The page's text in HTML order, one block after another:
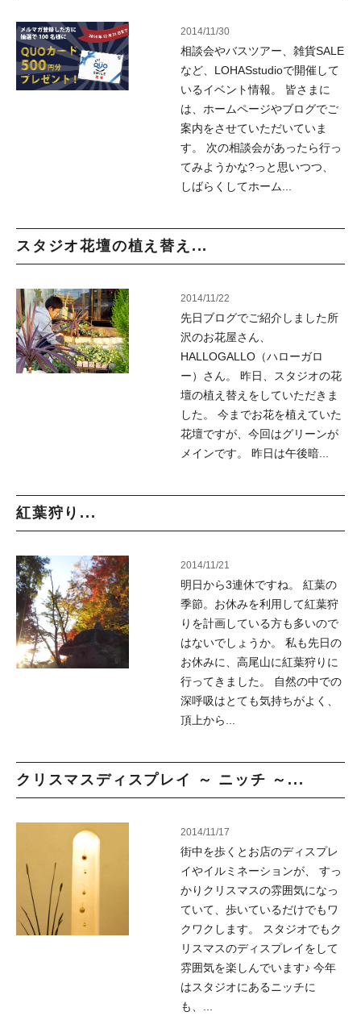
2014/11/30
相談会やバスツアー、雑貨SALE
など、LOHASstudioで開催して
いるイベント情報。 皆さまに
は、ホームページやブログでご
案内をさせていただいていま
す。 次の相談会があったら行っ
てみようかな?っと思いつつ、
しばらくしてホーム...
スタジオ花壇の植え替え...
2014/11/22
先日ブログでご紹介しました所
沢のお花屋さん、
HALLOGALLO（ハローガロ
ー）さん。 昨日、スタジオの花
壇の植え替えをしていただきま
した。 今までお花を植えていた
花壇ですが、今回はグリーンが
メインです。 昨日は午後暗...
紅葉狩り...
2014/11/21
明日から3連休ですね。 紅葉の
季節。お休みを利用して紅葉狩
りを計画している方も多いので
はないでしょうか。 私も先日の
お休みに、高尾山に紅葉狩りに
行ってきました。 自然の中での
深呼吸はとても気持ちがよく、
頂上から...
クリスマスディスプレイ ～ ニッチ ～...
2014/11/17
街中を歩くとお店のディスプレ
イやイルミネーションが、 すっ
かりクリスマスの雰囲気になっ
ていて、歩いているだけでもワ
クワクします。 スタジオでもク
リスマスのディスプレイをして
雰囲気を楽しんでいます♪ 今年
はスタジオにあるニッチに
も、...